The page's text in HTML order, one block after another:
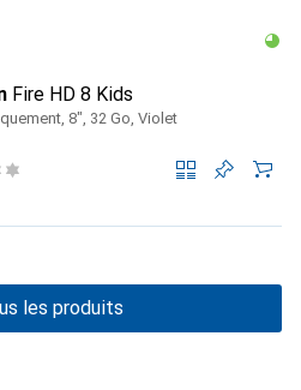
Fire HD 8 Kids
8", 32 Go, Violet
les produits